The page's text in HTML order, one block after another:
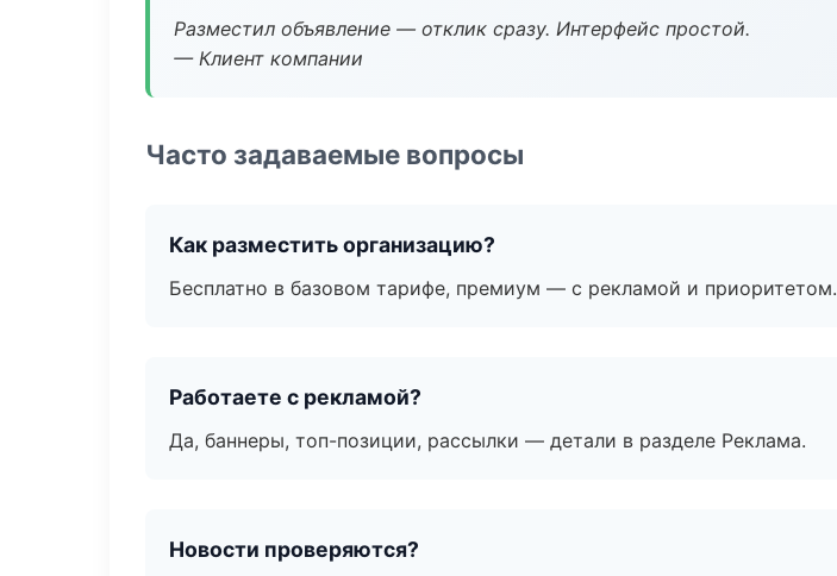
Разместил объявление — отклик сразу. Интерфейс простой.
— Клиент компании
Часто задаваемые вопросы
Как разместить организацию?
Бесплатно в базовом тарифе, премиум — с рекламой и приоритетом.
Работаете с рекламой?
Да, баннеры, топ-позиции, рассылки — детали в разделе Реклама.
Новости проверяются?